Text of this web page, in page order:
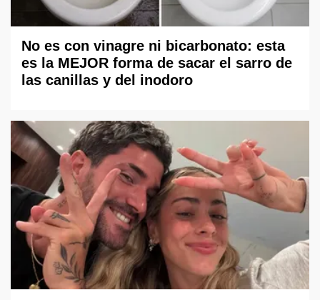
No es con vinagre ni bicarbonato: esta
es la MEJOR forma de sacar el sarro de
las canillas y del inodoro